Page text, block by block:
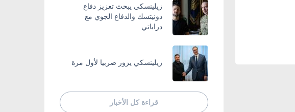
زيلينسكي يبحث تعزيز دفاع
دونيتسك والدفاع الجوي مع
دراباتي
زيلينسكي يزور صربيا لأول مرة
قراءة كل الأخبار